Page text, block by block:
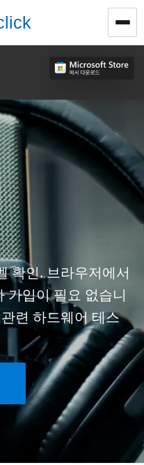
확인. 브라우저에서
가입이 필요 없습니
련 하드웨어 테스